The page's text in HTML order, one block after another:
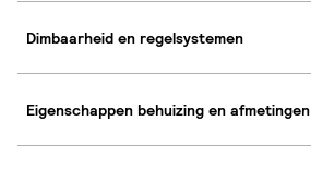
Dimbaarheid en regelsystemen
Eigenschappen behuizing en afmetingen